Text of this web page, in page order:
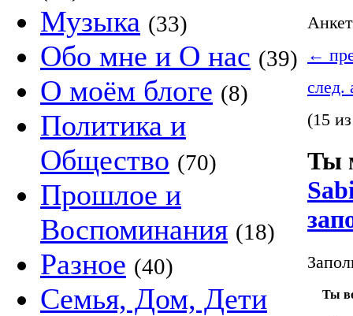
Музыка (33)
Обо мне и О нас (39)
О моём блоге (8)
Политика и
Общество (70)
Прошлое и
Воспоминания (18)
Разное (40)
Семья, Дом, Дети
←
след.
(15
Ты
Ты